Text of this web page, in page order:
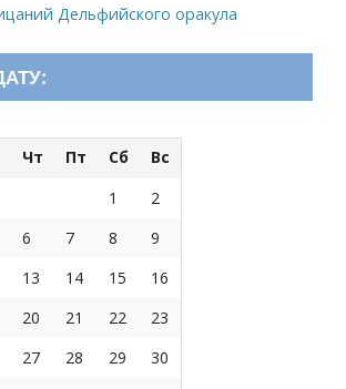
Дельфийского оракула
Чт Пт Сб
Вс
1
2
6 7 8
9
13 14 15
16
20 21 22
23
27 28 29
30